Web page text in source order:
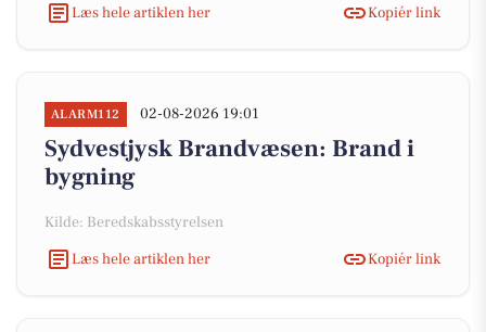
Læs hele artiklen her
Kopiér link
ALARM112 02-08-2026 19:01
Sydvestjysk Brandvæsen: Brand i
bygning
Kilde: Beredskabsstyrelsen
Læs hele artiklen her
Kopiér link